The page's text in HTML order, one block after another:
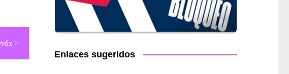
Enlaces sugeridos